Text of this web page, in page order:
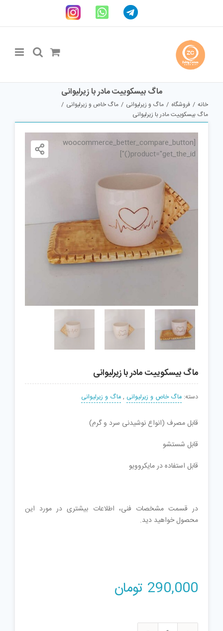
content
Telegram
WhatsApp
اینستاگرام
ماگ بیسکوییت مادر با زیرلیوانی
خانه فروشگاه ماگ و زیرلیوانی
ماگ خاص و زیرلیوانی
ماگ بیسکوییت مادر با زیرلیوانی
[woocommerce_better_compare_button
product="get_the_id()"]
ماگ بیسکوییت مادر با زیرلیوانی
دسته: ماگ خاص و زیرلیوانی ,ماگ و زیرلیوانی
قابل مصرف (انواع نوشیدنی سرد و گرم)
قابل شستشو
قابل استفاده در مایکروویو
در قسمت مشخصات فنی، اطلاعات بیشتری در مورد این
محصول خواهید دید.
290,000 تومان